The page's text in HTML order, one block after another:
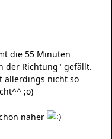
die 55 Minuten
der Richtung" gefällt.
allerdings nicht so
;o)
näher